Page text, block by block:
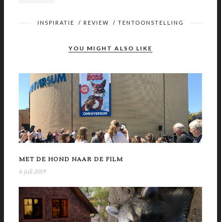
INSPIRATIE / REVIEW / TENTOONSTELLING
YOU MIGHT ALSO LIKE
MET DE HOND NAAR DE FILM
6 juli 2019